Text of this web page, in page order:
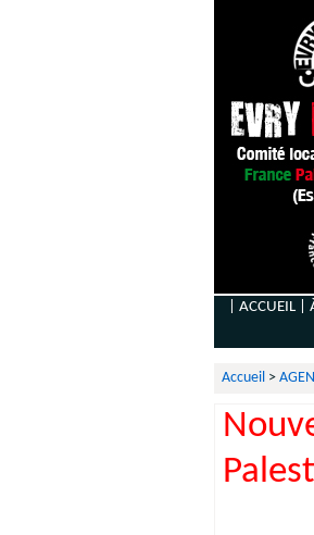
| ACCUEIL |
Accueil >